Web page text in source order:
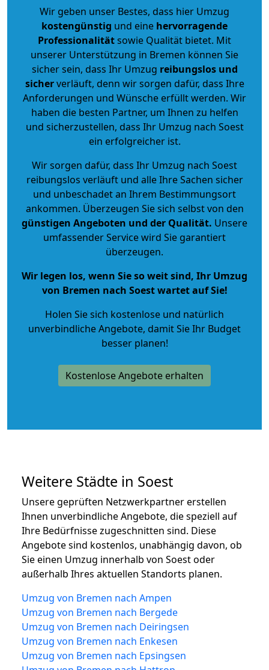
Wir geben unser Bestes, dass hier Umzug
kostengünstig und eine hervorragende
Professionalitätsowie Qualität bietet. Mit
unserer Unterstützung in Bremen können Sie
sicher sein, dass Ihr Umzug reibungslos und
sicherverläuft, denn wir sorgen dafür, dass Ihre
Anforderungen und Wünsche erfüllt werden. Wir
haben die besten Partner, um Ihnen zu helfen
und sicherzustellen, dass Ihr Umzug nach Soest
ein erfolgreicher ist.
Wir sorgen dafür, dass Ihr Umzug nach Soest
reibungslos verläuft und alle Ihre Sachen sicher
und unbeschadet an Ihrem Bestimmungsort
ankommen. Überzeugen Sie sich selbst von den
günstigen Angeboten und der Qualität. Unsere
umfassender Service wird Sie garantiert
überzeugen.
Wir legen los, wenn Sie so weit sind, Ihr Umzug
von Bremen nach Soest wartet auf Sie!
Holen Sie sich kostenlose und natürlich
unverbindliche Angebote, damit Sie Ihr Budget
besser planen!
Kostenlose Angebote erhalten
Weitere Städte in Soest
Unsere geprüften Netzwerkpartner erstellen
Ihnen unverbindliche Angebote, die speziell auf
Ihre Bedürfnisse zugeschnitten sind. Diese
Angebote sind kostenlos, unabhängig davon, ob
Sie einen Umzug innerhalb von Soest oder
außerhalb Ihres aktuellen Standorts planen.
Umzug von Bremen nach Ampen
Umzug von Bremen nach Bergede
Umzug von Bremen nach Deiringsen
Umzug von Bremen nach Enkesen
Umzug von Bremen nach Epsingsen